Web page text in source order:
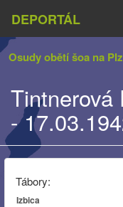
DEPORTÁL
Osudy obětí šoa na
Tintnerová
-
Tábory:
Izbica